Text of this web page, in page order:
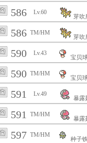
586 Lv.60
芽吹
586 TM/HM
芽吹
590 Lv.43
宝贝
590 TM/HM
宝贝
591 Lv.49
暴露
591 TM/HM
暴露
597 TM/HM
种子